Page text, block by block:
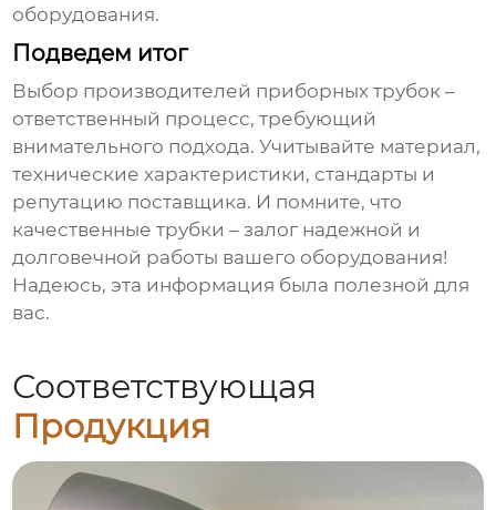
оборудования.
Подведем итог
Выбор производителей приборных трубок –
ответственный процесс, требующий
внимательного подхода. Учитывайте материал,
технические характеристики, стандарты и
репутацию поставщика. И помните, что
качественные трубки – залог надежной и
долговечной работы вашего оборудования!
Надеюсь, эта информация была полезной для
вас.
Соответствующая
Продукция